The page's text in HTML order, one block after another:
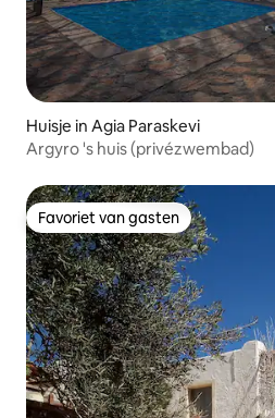
Huisje in Agia Paraskevi
Argyro 's huis (privézwembad)
Favoriet van gasten
Favoriet van gasten